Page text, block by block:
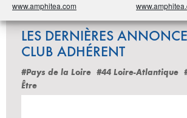
www.amphitea.com
LES DERNIÈRES
CLUB ADHÉRENT
#Pays de la Loire #44 Loire-Atlantique
Être